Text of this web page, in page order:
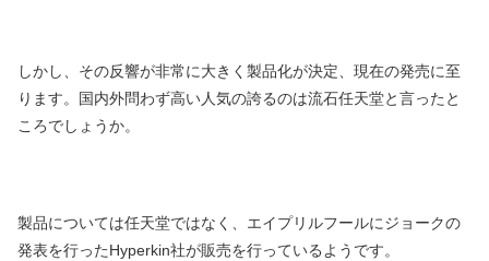
しかし、その反響が非常に大きく製品化が決定、現在の発売に至
ります。国内外問わず高い人気の誇るのは流石任天堂と言ったと
ころでしょうか。
製品については任天堂ではなく、エイプリルフールにジョークの
発表を行ったHyperkin社が販売を行っているようです。